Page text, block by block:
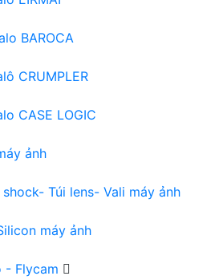
BAROCA
CRUMPLER
CASE LOGIC
ảnh
Túi lens- Vali máy ảnh
máy ảnh
- Flycam